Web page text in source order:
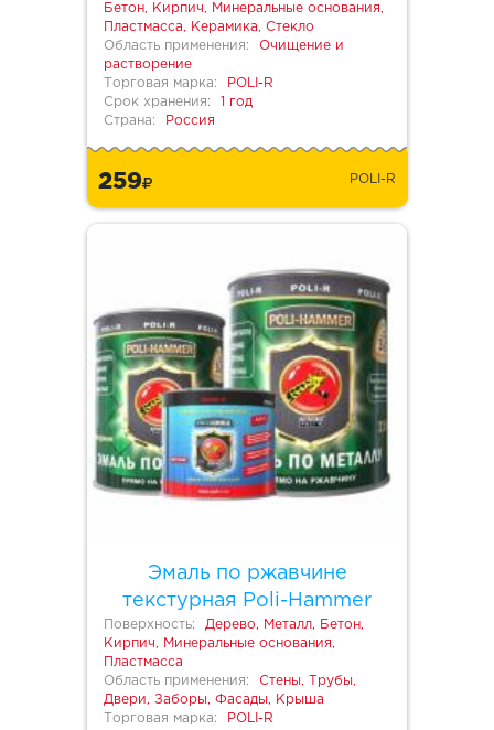
Бетон, Кирпич, Минеральные основания,
Пластмасса, Керамика, Стекло
Область применения:
Очищение и
растворение
Торговая марка:
POLI-R
Срок хранения:
1 год
Страна:
Россия
259 POLI-R
Эмаль по ржавчине
текстурная Poli-Hammer
Поверхность:
Дерево, Металл, Бетон,
Кирпич, Минеральные основания,
Пластмасса
Область применения:
Стены, Трубы,
Двери, Заборы, Фасады, Крыша
Торговая марка:
POLI-R